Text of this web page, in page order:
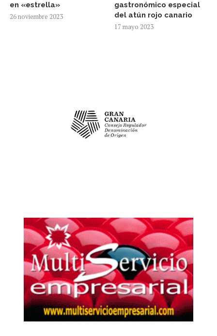
en «estrella»
26 noviembre 2023
gastronómico especial
del atún rojo canario
17 mayo 2023